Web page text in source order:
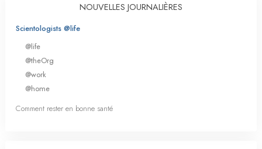
NOUVELLES JOURNALIÈRES
Scientologists @life
@life
@theOrg
@work
@home
Comment rester en bonne santé